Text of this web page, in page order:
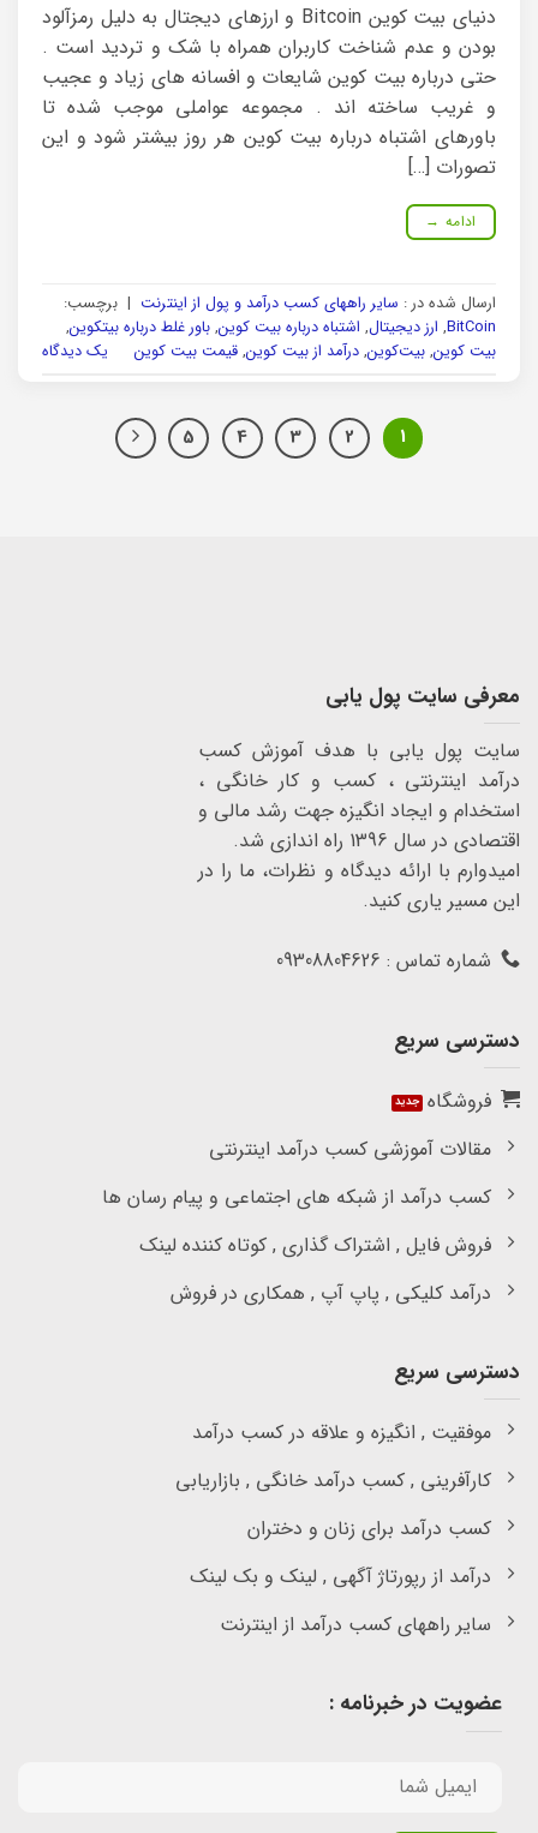
دنیای بیت کوین Bitcoin و ارزهای دیجتال به دلیل رمزآلود
بودن و عدم شناخت کاربران همراه با شک و تردید است .
حتی درباره بیت کوین شایعات و افسانه های زیاد و عجیب
و غریب ساخته اند . مجموعه عواملی موجب شده تا
باورهای اشتباه درباره بیت کوین هر روز بیشتر شود و این
تصورات […]
ادامه →
ارسال شده در : سایر راههای کسب درآمد و پول از اینترنت | برچسب:
BitCoin
, ارز دیجیتال, اشتباه درباره بیت کوین, باور غلط درباره بیتکوین,
بیت کوین, بیت‌کوین, درآمد از بیت کوین, قیمت بیت کوین یک دیدگاه
1
2
3
4
5
معرفی سایت پول یابی
سایت پول یابی با هدف آموزش کسب
درآمد اینترنتی ، کسب و کار خانگی ،
استخدام و ایجاد انگیزه جهت رشد مالی و
اقتصادی در سال 1396 راه اندازی شد.
امیدوارم با ارائه دیدگاه و نظرات، ما را در
این مسیر یاری کنید.
شماره تماس : 09308804626
دسترسی سریع
فروشگاه
مقالات آموزشی کسب درآمد اینترنتی
کسب درآمد از شبکه های اجتماعی و پیام رسان ها
فروش فایل , اشتراک گذاری , کوتاه کننده لینک
درآمد کلیکی , پاپ آپ , همکاری در فروش
دسترسی سریع
موفقیت , انگیزه و علاقه در کسب درآمد
کارآفرینی , کسب درآمد خانگی , بازاریابی
کسب درآمد برای زنان و دختران
درآمد از رپورتاژ آگهی , لینک و بک لینک
سایر راههای کسب درآمد از اینترنت
عضویت در خبرنامه :